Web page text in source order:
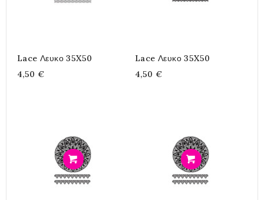
Lace Λευκο 35X50
4,50 €
Lace Λευκο 35X50
4,50 €